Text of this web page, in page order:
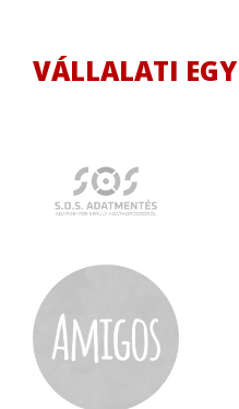
VÁLLALATI